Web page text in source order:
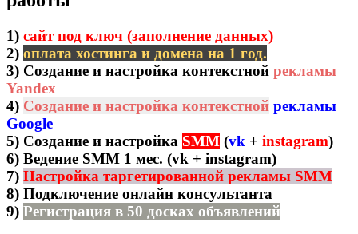
1) сайт под ключ (заполнение данных)
2) оплата хостинга и домена на 1 год.
3) Создание и настройка контекстной рекламы
Yandex
4) Создание и настройка контекстной рекламы
Google
5) Создание и настройка SMM (vk + instagram)
6) Ведение SMM 1 мес. (vk + instagram)
7) Настройка таргетированной рекламы SMM
8) Подключение онлайн консультанта
9) Регистрация в 50 досках объявлений